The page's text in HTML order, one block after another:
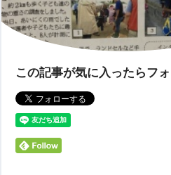
この記事が気に入ったらフ